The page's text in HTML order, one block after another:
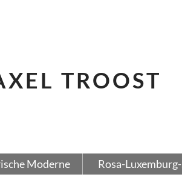
TROOST
Moderne Rosa-